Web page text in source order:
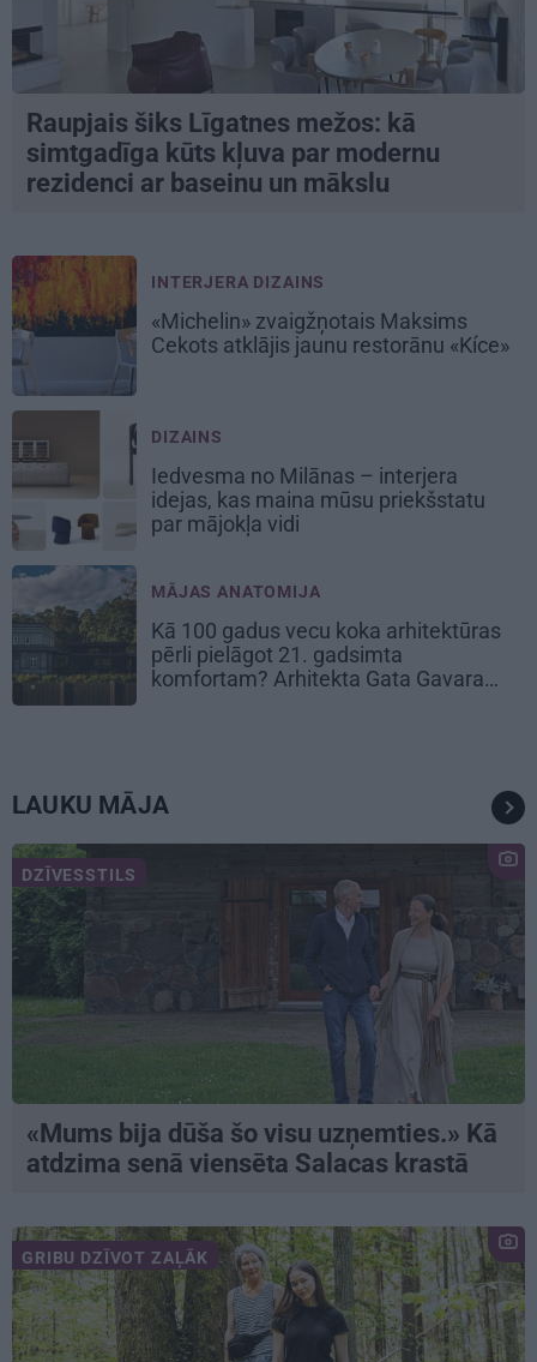
Raupjais šiks Līgatnes mežos: kā
simtgadīga kūts kļuva par modernu
rezidenci ar baseinu un mākslu
INTERJERA DIZAINS
«Michelin» zvaigžņotais Maksims
Cekots atklājis jaunu restorānu «Kíce»
DIZAINS
Iedvesma no Milānas – interjera
idejas, kas maina mūsu priekšstatu
par mājokļa vidi
MĀJAS ANATOMIJA
Kā 100 gadus vecu koka arhitektūras
pērli pielāgot 21. gadsimta
komfortam? Arhitekta Gata Gavara
LAUKU MĀJA
DZĪVESSTILS
«Mums bija dūša šo visu uzņemties.» Kā
atdzima senā viensēta Salacas krastā
GRIBU DZĪVOT ZAĻĀK